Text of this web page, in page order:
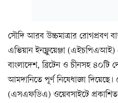
সৌদি আরব উচ্চমাত্রার রোগপ্রবণ
এভিয়ান ইনফ্লুয়েঞ্জা (এইচপিএআই)
বাংলাদেশ, ব্রিটেন ও চীনসহ ৪০টি
আমদানিতে পূর্ণ নিষেধাজ্ঞা
(এসএফডিএ) ওয়েবসাইটে প্রকাশিত